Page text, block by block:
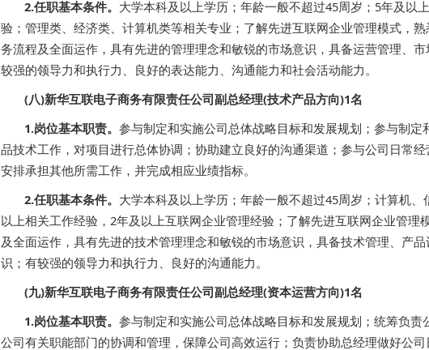
2.任职基本条件。 大学本科及以上学历；年龄一般不超过45周岁；5年及以
验；管理类、经济类、计算机类等相关专业；了解先进互联网企业管理模式，
务流程及全面运作，具有先进的管理理念和敏锐的市场意识，具备运营管理、
较强的领导力和执行力、良好的表达能力、沟通能力和社会活动能力。
(八)新华互联电子商务有限责任公司副总经理(技术产品方向)1名
1.岗位基本职责。 参与制定和实施公司总体战略目标和发展规划；参与制
品技术工作，对项目进行总体协调；协助建立良好的沟通渠道；参与公司日常
安排承担其他所需工作，并完成相应业绩指标。
2.任职基本条件。 大学本科及以上学历；年龄一般不超过45周岁；计算机
以上相关工作经验，2年及以上互联网企业管理经验；了解先进互联网企业管理
及全面运作，具有先进的技术管理理念和敏锐的市场意识，具备技术管理、产
识；有较强的领导力和执行力、良好的沟通能力。
(九)新华互联电子商务有限责任公司副总经理(资本运营方向)1名
1.岗位基本职责。 参与制定和实施公司总体战略目标和发展规划；统筹负
公司有关职能部门的协调和管理，保障公司高效运行；负责协助总经理做好公